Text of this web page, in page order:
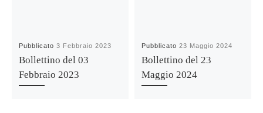
Pubblicato3 Febbraio 2023
Bollettino del 03
Febbraio 2023
Pubblicato23 Maggio 2024
Bollettino del 23
Maggio 2024